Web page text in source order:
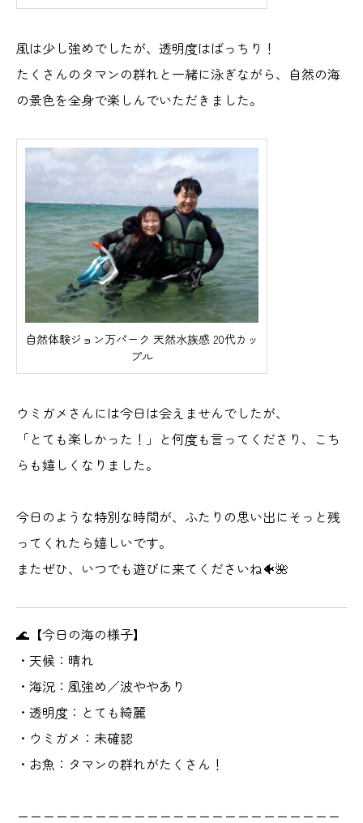
風は少し強めでしたが、透明度はばっちり！
たくさんのタマンの群れと一緒に泳ぎながら、自然の海
の景色を全身で楽しんでいただきました。
自然体験ジョン万パーク 天然水族感 20代カッ
プル
ウミガメさんには今日は会えませんでしたが、
「とても楽しかった！」と何度も言ってくださり、こち
らも嬉しくなりました。
今日のような特別な時間が、ふたりの思い出にそっと残
ってくれたら嬉しいです。
またぜひ、いつでも遊びに来てくださいね🐠🌺
🌊【今日の海の様子】
・天候：晴れ
・海況：風強め／波ややあり
・透明度：とても綺麗
・ウミガメ：未確認
・お魚：タマンの群れがたくさん！
ーーーーーーーーーーーーーーーーーーーーーーーーー